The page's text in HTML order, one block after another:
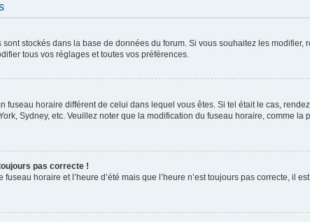
stockés dans la base de données du forum. Si vous souhaitez les
tous vos réglages et toutes vos préférences.
fuseau horaire différent de celui dans lequel vous êtes. Si tel était le cas,
Sydney, etc. Veuillez noter que la modification du fuseau horaire, comme la
pas correcte !
horaire et l’heure d’été mais que l’heure n’est toujours pas correcte,